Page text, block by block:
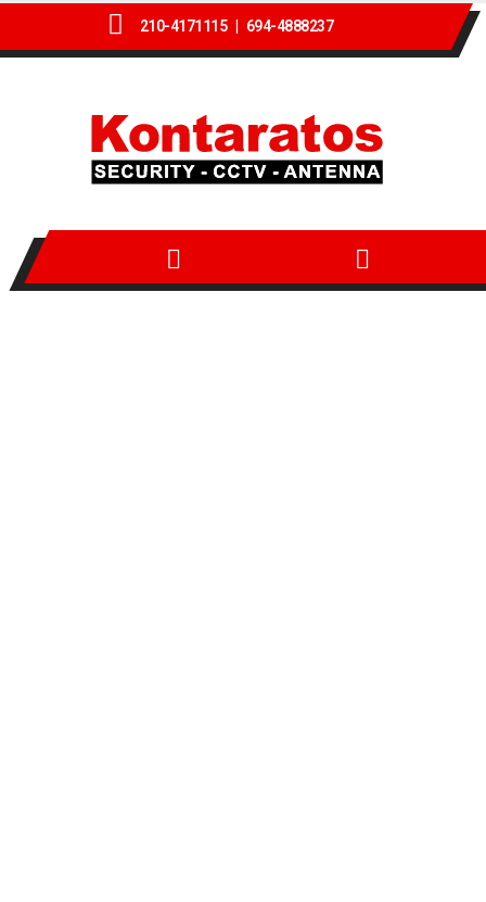
210-4171115 | 694-4888237